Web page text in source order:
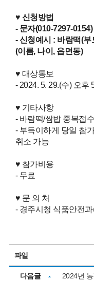
♥ 신청방법
- 문자(010-7297-0154)
- 신청예시 : 바람떡(
(이름, 나이, 읍면동)
♥ 대상통보
- 2024. 5. 29.(수) 오후
♥ 기타사항
- 바람떡/쌈밥 중복접
- 부득이하게 당일 참
취소 가능
♥ 참가비용
- 무료
♥ 문 의 처
- 경주시청 식품안전
파일
다음글 2024년